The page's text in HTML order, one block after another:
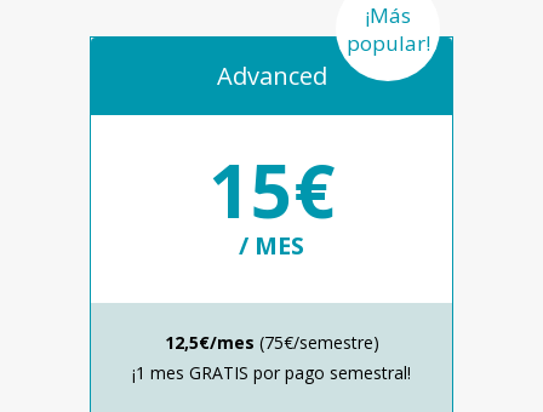
¡Más
popular!
Advanced
15€
/ MES
12,5€/mes (75€/semestre)
¡1 mes GRATIS por pago semestral!